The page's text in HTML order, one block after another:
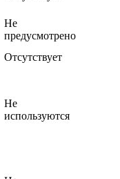
Не
предусмотрено
Отсутствует
Не
используются